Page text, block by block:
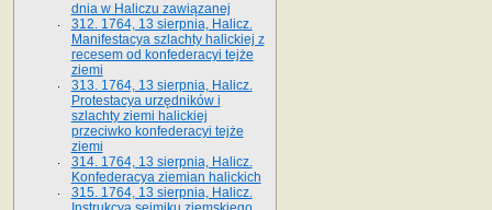
dnia w Haliczu zawiązanej
312. 1764, 13 sierpnia, Halicz.
Manifestacya szlachty halickiej z
recesem od konfederacyi tejże
ziemi
313. 1764, 13 sierpnia, Halicz.
Protestacya urzędników i
szlachty ziemi halickiej
przeciwko konfederacyi tejże
ziemi
314. 1764, 13 sierpnia, Halicz.
Konfederacya ziemian halickich
315. 1764, 13 sierpnia, Halicz.